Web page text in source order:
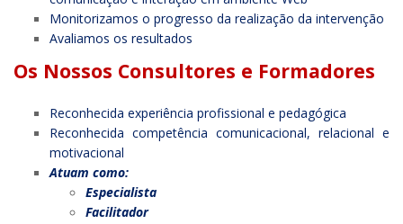
Monitorizamos o progresso da realização da intervenção
Avaliamos os resultados
Os Nossos Consultores e Formadores
Reconhecida experiência profissional e pedagógica
Reconhecida competência comunicacional, relacional e
motivacional
Atuam como:
Especialista
Facilitador